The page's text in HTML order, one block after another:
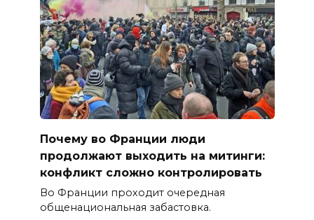
Почему во Франции люди
продолжают выходить на митинги:
конфликт сложно контролировать
Во Франции проходит очередная
общенациональная забастовка.